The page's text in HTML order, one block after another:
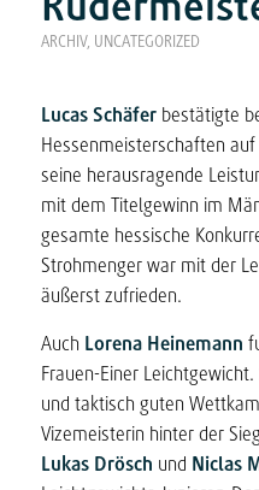
ARCHIV, UNCATEGORIZED
Lucas Schäferbestätigte
Hessenmeisterschaften
seine herausragende
mit dem Titelgewinn im
gesamte hessische
Strohmenger war mit der
äußerst zufrieden.
Auch Lorena Heinemann
Frauen-Einer
und taktisch guten
Vizemeisterin hinter der
Lukas Drösch und Niclas